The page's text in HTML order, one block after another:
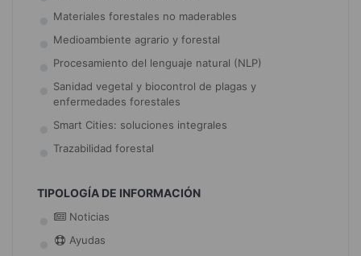
Materiales forestales no maderables
Medioambiente agrario y forestal
Procesamiento del lenguaje natural (NLP)
Sanidad vegetal y biocontrol de plagas y
enfermedades forestales
Smart Cities: soluciones integrales
Trazabilidad forestal
TIPOLOGÍA DE INFORMACIÓN
Noticias
Ayudas